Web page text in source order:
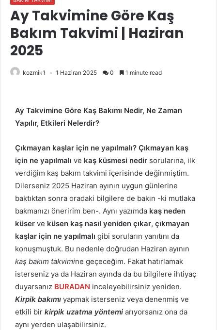
Ay Takvimine Göre Kaş
Bakım Takvimi | Haziran
2025
kozmik1 1 Haziran 2025 0 1 minute read
Ay Takvimine Göre Kaş Bakımı Nedir, Ne Zaman
Yapılır, Etkileri Nelerdir?
Çıkmayan kaşlar için ne yapılmalı? Çıkmayan kaş
için ne yapılmalı ve kaş küsmesi nedir sorularına, ilk
verdiğim kaş bakım takvimi içerisinde değinmiştim.
Dilerseniz 2025 Haziran ayının uygun günlerine
baktıktan sonra oradaki bilgilere de bakın -ki mutlaka
bakmanızı öneririm ben-. Aynı yazımda kaş neden
küser ve küsen kaş nasıl yeniden çıkar, çıkmayan
kaşlar için ne yapılmalı gibi soruların yanıtını da
konuşmuştuk. Bu nedenle doğrudan Haziran ayının
kaş bakım takvimine geçeceğim. Fakat hatırlamak
isterseniz ya da Haziran ayında da bu bilgilere ihtiyaç
duyarsanız BURADAN inceleyebilirsiniz yeniden.
Kirpik bakımı yapmak isterseniz veya denenmiş ve
etkili bir kirpik uzatma yöntemi arıyorsanız ona da
aynı yerden ulaşabilirsiniz.